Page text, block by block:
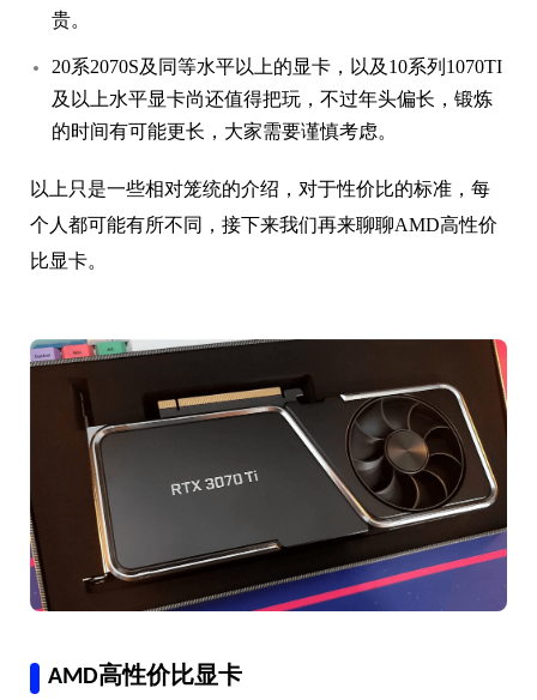
贵。
20系2070S及同等水平以上的显卡，以及10系列1070TI
及以上水平显卡尚还值得把玩，不过年头偏长，锻炼
的时间有可能更长，大家需要谨慎考虑。
以上只是一些相对笼统的介绍，对于性价比的标准，每
个人都可能有所不同，接下来我们再来聊聊AMD高性价
比显卡。
AMD高性价比显卡